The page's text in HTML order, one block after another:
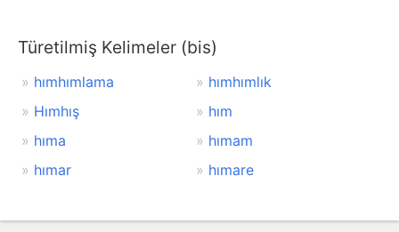
Türetilmiş Kelimeler (bis)
hımhımlama
hımhımlık
Hımhış
hım
hıma
hımam
hımar
hımare